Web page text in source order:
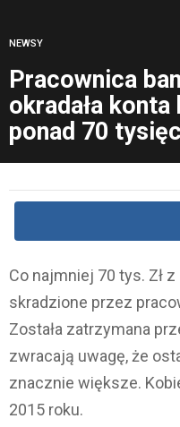
NEWSY
Pracownica
okradała
ponad 70
Co najmniej 70 tys. Zł
skradzione przez
Została zatrzymana
zwracają uwagę, że
znacznie większe.
2015 roku.